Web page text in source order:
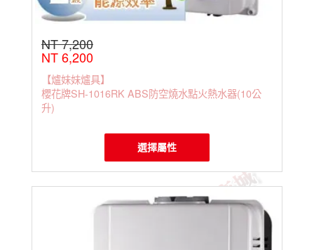
NT 7,200
NT 6,200
【爐妹妹爐具】
櫻花牌SH-1016RK ABS防空燒水點火熱水器(10公
升)
選擇屬性